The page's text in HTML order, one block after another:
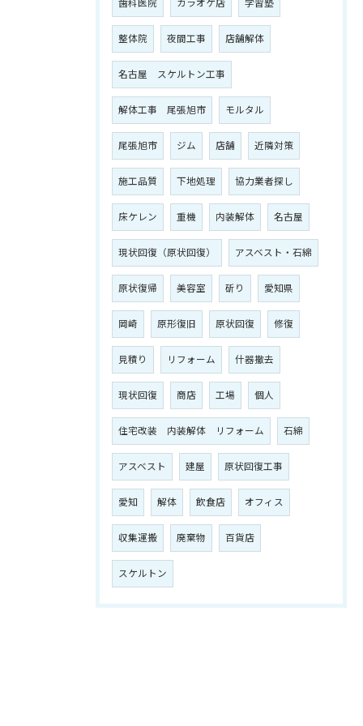
歯科医院 カラオケ店 学習塾
整体院 夜間工事 店舗解体
名古屋 スケルトン工事
解体工事 尾張旭市 モルタル
尾張旭市 ジム 店舗 近隣対策
施工品質 下地処理 協力業者探し
床ケレン 重機 内装解体 名古屋
現状回復（原状回復） アスベスト・石綿
原状復帰 美容室 斫り 愛知県
岡崎 原形復旧 原状回復 修復
見積り リフォーム 什器撤去
現状回復 商店 工場 個人
住宅改装 内装解体 リフォーム 石綿
アスベスト 建屋 原状回復工事
愛知 解体 飲食店 オフィス
収集運搬 廃棄物 百貨店
スケルトン